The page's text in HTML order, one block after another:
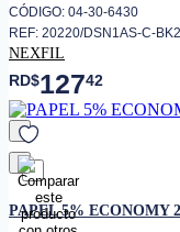
CÓDIGO: 04-30-6430
REF: 20220/DSN1AS-C-
NEXFIL
RD$12742
favorito
PAPEL 5% ECONOMY